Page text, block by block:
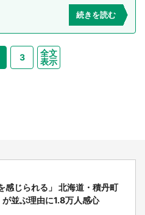
続きを読む
3
全文
表示
感じられる」 北海道・積丹町
並ぶ理由に1.8万人感心